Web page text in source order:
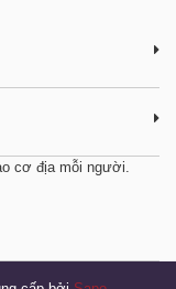
cơ địa mỗi người.